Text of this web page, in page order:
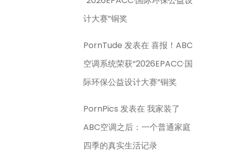
计大赛”铜奖
PornTude 发表在喜报！ABC
空调系统荣获“2026EPACC·国
际环保公益设计大赛”铜奖
PornPics 发表在我家装了
ABC空调之后：一个普通家庭
四季的真实生活记录